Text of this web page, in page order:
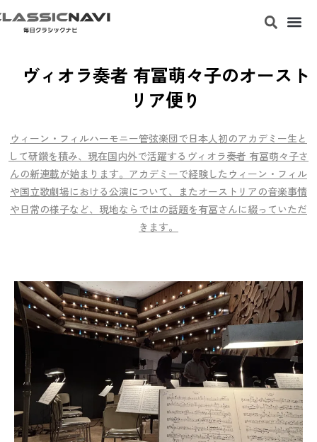
ヴィオラ奏者 有冨萌々子のオースト
リア便り
ウィーン・フィルハーモニー管弦楽団で日本人初のアカデミー生と
して研鑽を積み、現在国内外で活躍するヴィオラ奏者 有冨萌々子さ
んの新連載が始まります。アカデミーで経験したウィーン・フィル
や国立歌劇場における公演について、またオーストリアの音楽事情
や日常の様子など、現地ならではの話題を有冨さんに綴っていただ
きます。